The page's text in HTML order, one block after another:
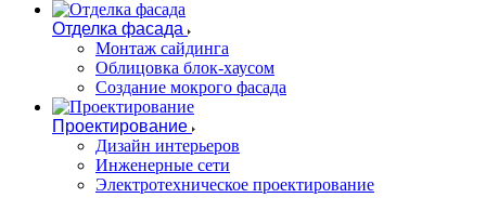
Отделка фасада
Монтаж сайдинга
Облицовка блок-хаусом
Создание мокрого фасада
Проектирование
Дизайн интерьеров
Инженерные сети
Электротехническое проектирование